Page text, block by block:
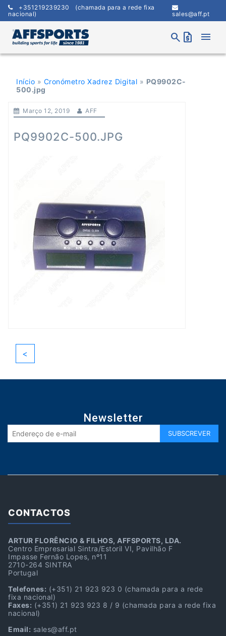
Skip
content
+351219239230 (chamada para a rede fixa
nacional)
sales@aff.pt
search request_quote menu
Início » Cronómetro Xadrez Digital » PQ9902C-
500.jpg
Março 12, 2019 AFF
PQ9902C-500.JPG
<
Newsletter
CONTACTOS
ARTUR FLORÊNCIO & FILHOS, AFFSPORTS, LDA.
Centro Empresarial Sintra/Estoril VI, Pavilhão F
Impasse Fernão Lopes, nº11
2710-264 SINTRA
Portugal
Telefones: (+351) 21 923 923 0 (chamada para a rede
fixa nacional)
Faxes: (+351) 21 923 923 8 / 9 (chamada para a rede fixa
nacional)
Email: sales@aff.pt